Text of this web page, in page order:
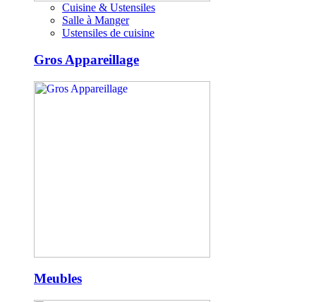
Cuisine & Ustensiles
Salle à Manger
Ustensiles de cuisine
Gros Appareillage
Meubles